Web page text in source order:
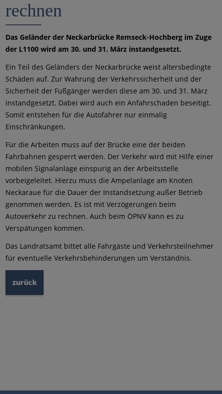
rechnen
Das Geländer der Neckarbrücke Remseck-Hochberg im Zuge
der L1100 wird am 30. und 31. März instandgesetzt.
Ein Teil des Geländers der Neckarbrücke weist altersbedingte
Schäden auf. Zur Wahrung der Verkehrssicherheit und der
Sicherheit der Fußgänger werden diese am 30. und 31. März
instandgesetzt. Dabei wird auch ein Anfahrschaden beseitigt.
Somit entstehen für die Autofahrer nur einmalig
Einschränkungen.
Für die Arbeiten muss auf der Brücke eine der beiden
Fahrbahnen gesperrt werden. Der Verkehr wird mit Hilfe einer
mobilen Signalanlage einspurig an der Arbeitsstelle
vorbeigeleitet. Hierzu muss die Ampelanlage am Knoten
Neckaraue für die Dauer der Instandsetzung außer Betrieb
genommen werden. Es ist mit Verzögerungen beim
Autoverkehr zu rechnen. Auch beim ÖPNV kann es zu
Verspätungen kommen.
Das Landratsamt bittet alle Fahrgäste und Verkehrsteilnehmer
für eventuelle Verkehrsbehinderungen um Verständnis.
zurück